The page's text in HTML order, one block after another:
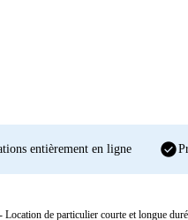
entièrement en ligne check_circle
Location de particulier courte et longue